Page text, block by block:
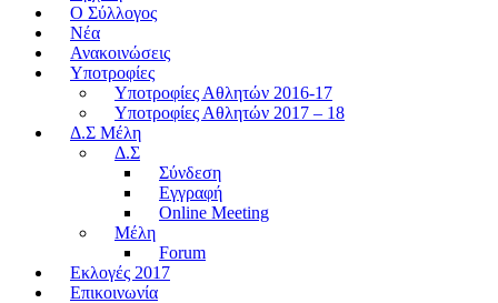
O Σύλλογος
Νέα
Ανακοινώσεις
Υποτροφίες
Υποτροφίες Αθλητών 2016-17
Υποτροφίες Αθλητών 2017 – 18
Δ.Σ Μέλη
Δ.Σ
Σύνδεση
Εγγραφή
Online Meeting
Μέλη
Forum
Εκλογές 2017
Επικοινωνία